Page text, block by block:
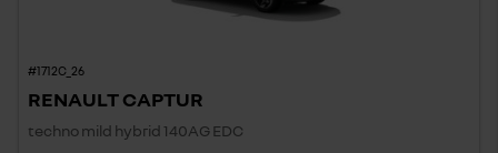
#1712C_26
RENAULT CAPTUR
techno mild hybrid 140AG EDC